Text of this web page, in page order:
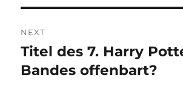
NEXT
Next
post:
Titel des 7. Harry
Bandes offenbart?